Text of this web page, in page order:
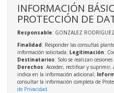
INFORMACIÓN
PROTECCIÓN DE
Responsable: GONZALEZ
Finalidad: Responder las consultas
información solicitada; Legitimación:
Destinatarios: Solo se realizan
Derechos: Acceder, rectificar y suprimir,
indica en la información adicional;
consultar la información completa de
de Privacidad